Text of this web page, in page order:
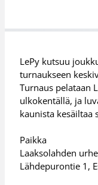
LePy kutsuu
turnaukseen
Turnaus pelataan
ulkokentällä, ja
kaunista kesäiltaa
Paikka
Laaksolahden
Lähdepurontie 1,